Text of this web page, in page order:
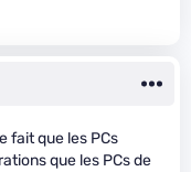
fait que les PCs
que les PCs de